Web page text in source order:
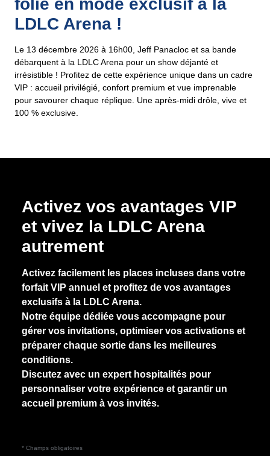
LDLC Arena !
Le 13 décembre 2026 à 16h00, Jeff Panacloc et sa bande
débarquent à la LDLC Arena pour un show déjanté et
irrésistible ! Profitez de cette expérience unique dans un cadre
VIP : accueil privilégié, confort premium et vue imprenable
pour savourer chaque réplique. Une après-midi drôle, vive et
100 % exclusive.
Activez vos avantages VIP
et vivez la LDLC Arena
autrement
Activez facilement les places incluses dans votre
forfait VIP annuel et profitez de vos avantages
exclusifs à la LDLC Arena.
Notre équipe dédiée vous accompagne pour
gérer vos invitations, optimiser vos activations et
préparer chaque sortie dans les meilleures
conditions.
Discutez avec un expert hospitalités pour
personnaliser votre expérience et garantir un
accueil premium à vos invités.
* Champs obligatoires